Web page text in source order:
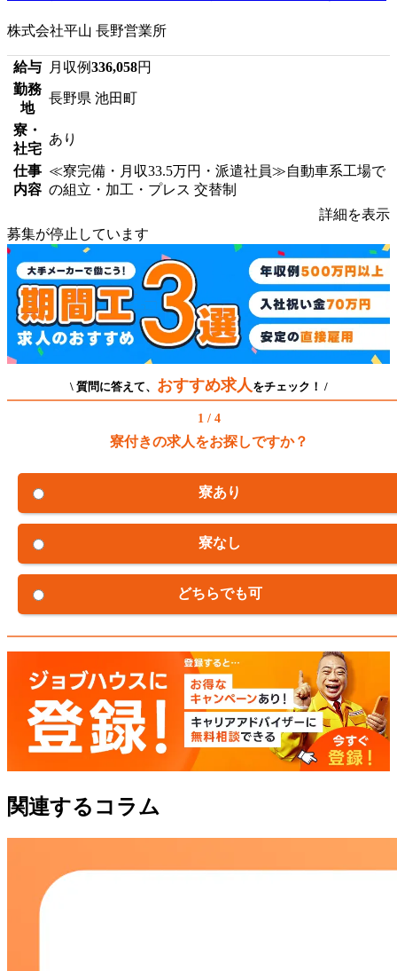
株式会社平山 長野営業所
給与 月収例336,058円
勤務
地
長野県 池田町
寮・
社宅
あり
仕事
内容
≪寮完備・月収33.5万円・派遣社員≫自動車系工場で
の組立・加工・プレス 交替制
詳細を表示
募集が停止しています
\ 質問に答えて、 おすすめ求人 をチェック！ /
1 / 4
寮付きの求人をお探しですか？
寮あり
寮なし
どちらでも可
関連するコラム